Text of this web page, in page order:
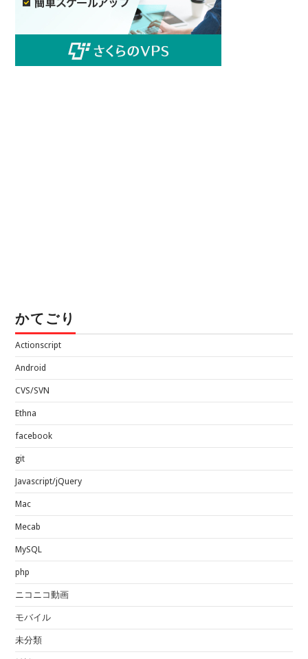
かてごり
Actionscript
Android
CVS/SVN
Ethna
facebook
git
Javascript/jQuery
Mac
Mecab
MySQL
php
ニコニコ動画
モバイル
未分類